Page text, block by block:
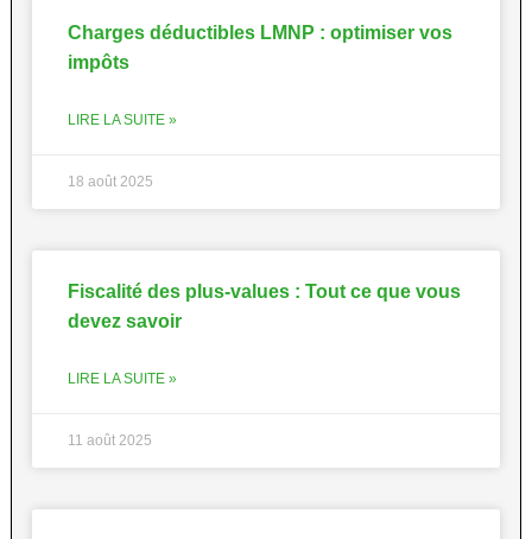
Charges déductibles LMNP : optimiser vos
impôts
LIRE LA SUITE »
18 août 2025
Fiscalité des plus-values : Tout ce que vous
devez savoir
LIRE LA SUITE »
11 août 2025